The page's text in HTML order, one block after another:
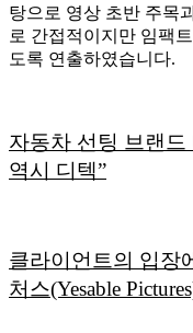
탕으로 영상 초반 주목
로 간접적이지만 임팩
도록 연출하였습니다.
자동차 선팅 브랜
역시 디텍”
클라이언트의 입장
처스(Yesable